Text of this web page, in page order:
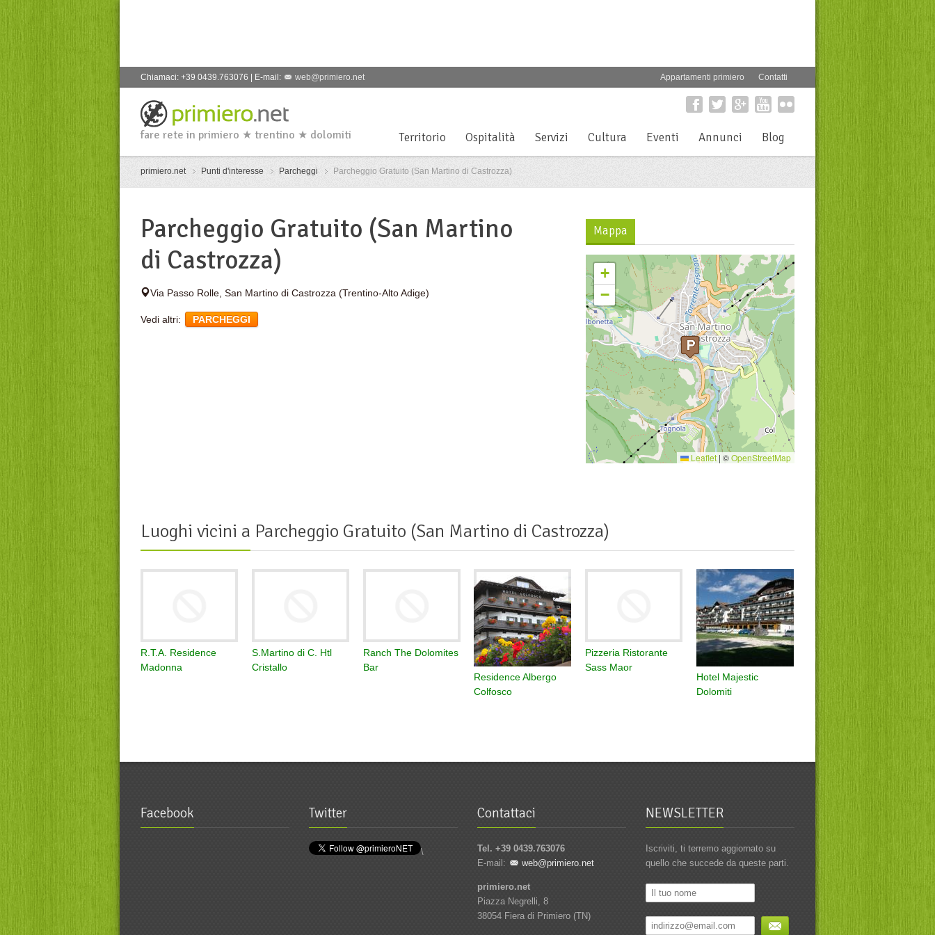
Chiamaci: +39 0439.763076 | E-mail: web@primiero.net Appartamenti primiero Contatti
fare rete in primiero ★ trentino ★ dolomiti Territorio Ospitalità Servizi Cultura Eventi Annunci Blog
primiero.net Punti d'interesse Parcheggi Parcheggio Gratuito (San Martino di Castrozza)
Mappa
+
−
Leaflet | ©OpenStreetMap
Parcheggio Gratuito (San Martino
di Castrozza)
Via Passo Rolle, San Martino di Castrozza (Trentino-Alto Adige)
Vedi altri: PARCHEGGI
Luoghi vicini a Parcheggio Gratuito (San Martino di Castrozza)
R.T.A. Residence
Madonna
S.Martino di C. Htl
Cristallo
Ranch The Dolomites
Bar
Residence Albergo
Colfosco
Pizzeria Ristorante
Sass Maor
Hotel Majestic
Dolomiti
Facebook Twitter
\
Contattaci
Tel. +39 0439.763076
E-mail:
web@primiero.net
primiero.net
Piazza Negrelli, 8
38054 Fiera di Primiero (TN)
NEWSLETTER
Iscriviti, ti terremo aggiornato su
quello che succede da queste parti.